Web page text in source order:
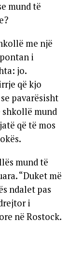
mund të
me një
i
jo.
që kjo
pavarësisht
mund
që të mos
mund të
“Duket më
ndalet pas
i
në Rostock.